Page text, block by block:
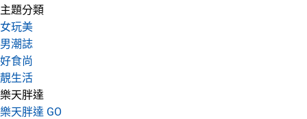
主題分類
女玩美
男潮誌
好食尚
靚生活
樂天胖達
樂天胖達 GO